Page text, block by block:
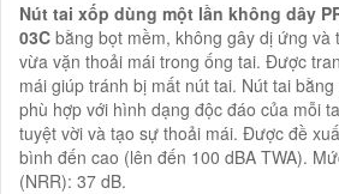
Nút tai xốp dùng một lần không dây
03C bằng bọt mềm, không gây dị ứng và
vừa vặn thoải mái trong ống tai. Được
mái giúp tránh bị mất nút tai. Nút tai
phù hợp với hình dạng độc đáo của mỗi
tuyệt vời và tạo sự thoải mái. Được đề
bình đến cao (lên đến 100 dBA TWA).
(NRR): 37 dB.